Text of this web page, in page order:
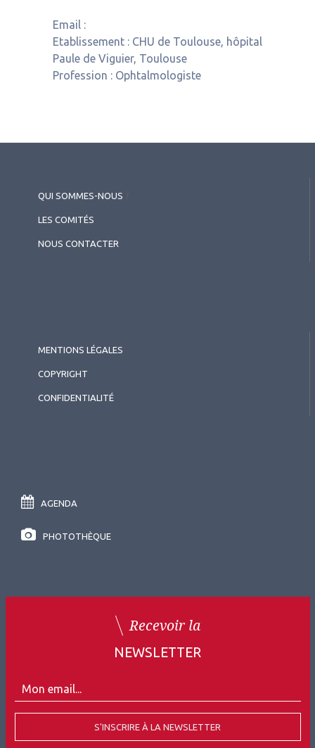
Email :
Etablissement : CHU de Toulouse, hôpital
Paule de Viguier, Toulouse
Profession : Ophtalmologiste
QUI SOMMES-NOUS
LES COMITÉS
NOUS CONTACTER
MENTIONS LÉGALES
COPYRIGHT
CONFIDENTIALITÉ
AGENDA
PHOTOTHÈQUE
Recevoir la
NEWSLETTER
S'INSCRIRE À LA NEWSLETTER